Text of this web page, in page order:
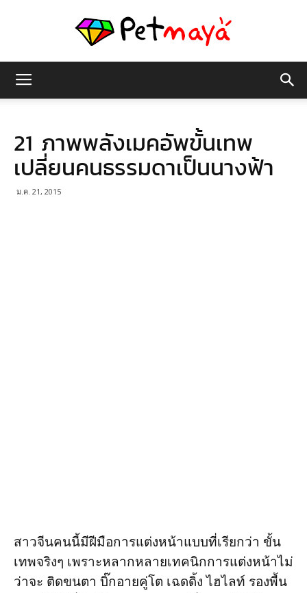
มายา
21 ภาพพลังเมคอัพขั้นเทพ
เปลี่ยนคนธรรมดาเป็นนางฟ้า
ม.ค. 21, 2015
สาวจีนคนนี้มีฝีมือการแต่งหน้าแบบที่เรียกว่า ขั้น
เทพจริงๆ เพราะหลากหลายเทคนิกการแต่งหน้าไม่
ว่าจะ ติดขนตา บิ๊กอายคู่โต เฉดดิ้ง ไฮไลท์ รองพื้น